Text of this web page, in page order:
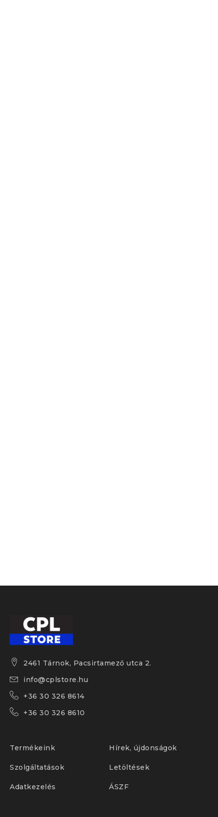
2461 Tárnok, Pacsirtamező utca 2.
info@cplstore.hu
+36 30 326 8614
+36 30 326 8610
Termékeink Hírek, újdonságok
Szolgáltatások Letöltések
Adatkezelés ÁSZF